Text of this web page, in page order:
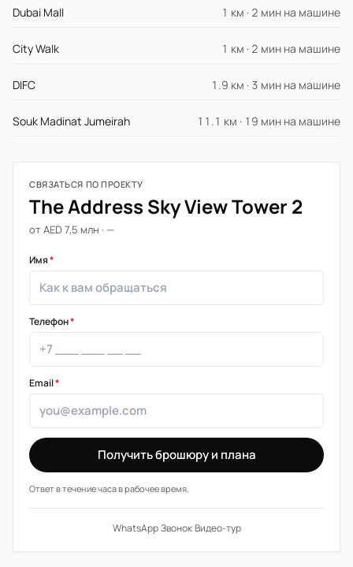
Dubai Mall 1 км · 2 мин на машине
City Walk 1 км · 2 мин на машине
DIFC 1.9 км · 3 мин на машине
Souk Madinat Jumeirah 11.1 км · 19 мин на машине
СВЯЗАТЬСЯ ПО ПРОЕКТУ
The Address Sky View Tower 2
от AED 7,5 млн · —
Имя*
Телефон*
Email*
Получить брошюру и плана
Ответ в течение часа в рабочее время.
WhatsApp·Звонок·Видео-тур